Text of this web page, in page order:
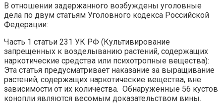
В отношении задержанного возбуждены уголовные
дела по двум статьям Уголовного кодекса Российской
Федерации:
Часть 1 статьи 231 УК РФ (Культивирование
запрещенных к возделыванию растений, содержащих
наркотические средства или психотропные вещества):
Эта статья предусматривает наказание за выращивание
растений, содержащих наркотические вещества, вне
зависимости от их количества. Обнаруженные 56 кустов
конопли являются весомым доказательством вины.